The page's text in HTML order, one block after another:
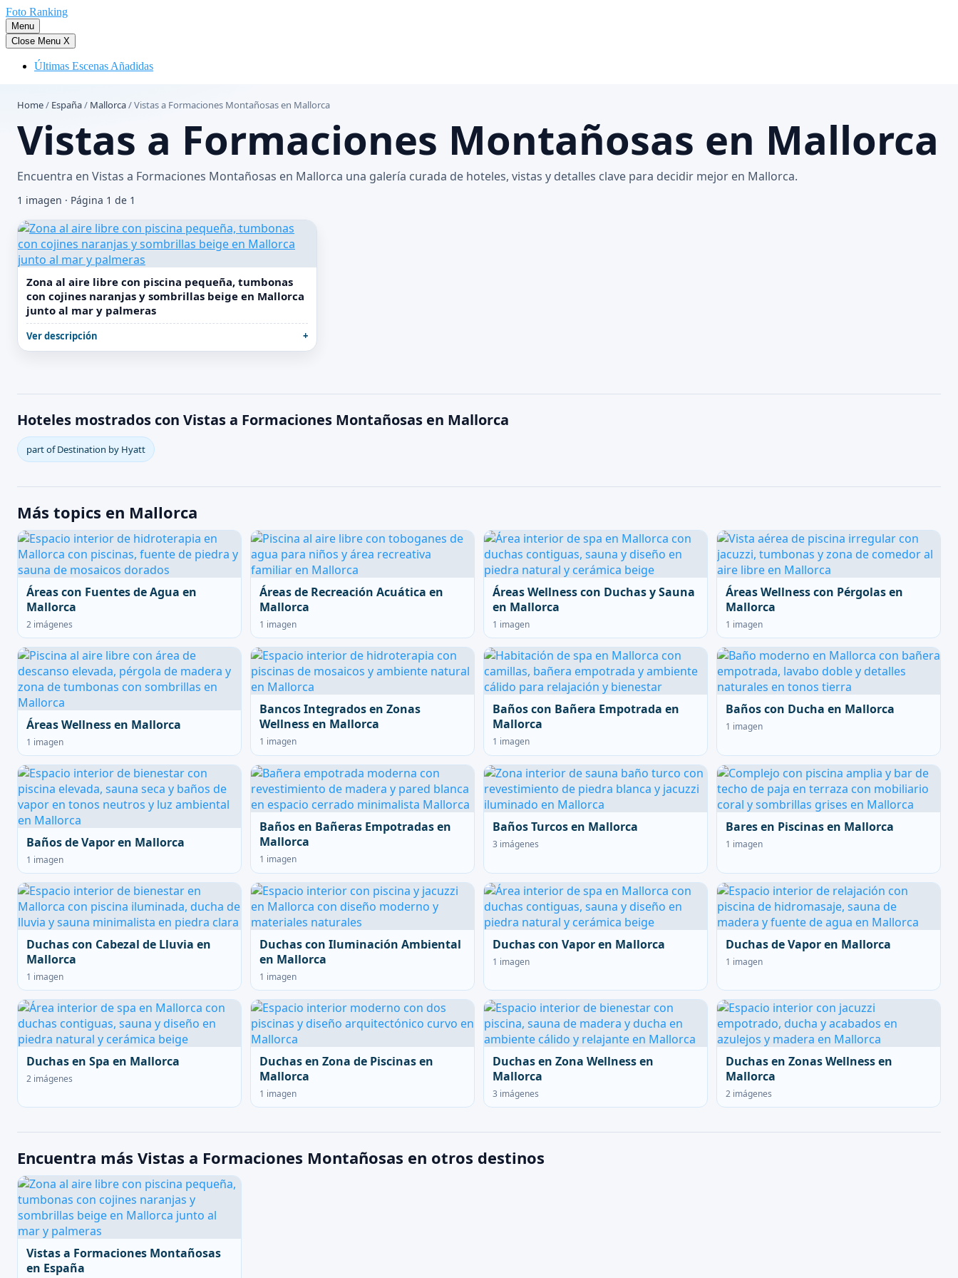
Saltar
al
contenido
Foto Ranking
Menu
Close Menu X
Últimas Escenas Añadidas
Home/ España/ Mallorca/Vistas a Formaciones Montañosas en Mallorca
Vistas a Formaciones Montañosas en Mallorca
Encuentra en Vistas a Formaciones Montañosas en Mallorca una galería curada de hoteles, vistas y detalles clave para decidir mejor en Mallorca.
1 imagen · Página 1 de 1
Zona al aire libre con piscina pequeña, tumbonas
con cojines naranjas y sombrillas beige en Mallorca
junto al mar y palmeras
Ver descripción
Hoteles mostrados con Vistas a Formaciones Montañosas en Mallorca
part of Destination by Hyatt
Más topics en Mallorca
Áreas con Fuentes de Agua en
Mallorca
2 imágenes
Áreas de Recreación Acuática en
Mallorca
1 imagen
Áreas Wellness con Duchas y Sauna
en Mallorca
1 imagen
Áreas Wellness con Pérgolas en
Mallorca
1 imagen
Áreas Wellness en Mallorca
1 imagen
Bancos Integrados en Zonas
Wellness en Mallorca
1 imagen
Baños con Bañera Empotrada en
Mallorca
1 imagen
Baños con Ducha en Mallorca
1 imagen
Baños de Vapor en Mallorca
1 imagen
Baños en Bañeras Empotradas en
Mallorca
1 imagen
Baños Turcos en Mallorca
3 imágenes
Bares en Piscinas en Mallorca
1 imagen
Duchas con Cabezal de Lluvia en
Mallorca
1 imagen
Duchas con Iluminación Ambiental
en Mallorca
1 imagen
Duchas con Vapor en Mallorca
1 imagen
Duchas de Vapor en Mallorca
1 imagen
Duchas en Spa en Mallorca
2 imágenes
Duchas en Zona de Piscinas en
Mallorca
1 imagen
Duchas en Zona Wellness en
Mallorca
3 imágenes
Duchas en Zonas Wellness en
Mallorca
2 imágenes
Encuentra más Vistas a Formaciones Montañosas en otros destinos
Vistas a Formaciones Montañosas
en España